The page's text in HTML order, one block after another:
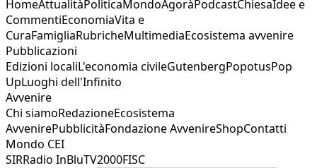
HomeAttualitàPoliticaMondoAgoràPodcastChiesaIdee e
CommentiEconomiaVita e
CuraFamigliaRubricheMultimediaEcosistema avvenire
Pubblicazioni
Edizioni localiL'economia civileGutenbergPopotusPop
UpLuoghi dell'Infinito
Avvenire
Chi siamoRedazioneEcosistema
AvvenirePubblicitàFondazione AvvenireShopContatti
Mondo CEI
SIRRadio InBluTV2000FISC